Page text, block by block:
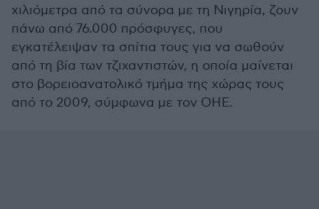
χιλιόμετρα από τα σύνορα με τη Νιγηρία, ζουν
πάνω από 76.000 πρόσφυγες, που
εγκατέλειψαν τα σπίτια τους για να σωθούν
από τη βία των τζιχαντιστών, η οποία μαίνεται
στο βορειοανατολικό τμήμα της χώρας τους
από το 2009, σύμφωνα με τον ΟΗΕ.